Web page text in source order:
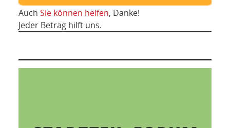
Auch Sie können helfen, Danke!
Jeder Betrag hilft uns.